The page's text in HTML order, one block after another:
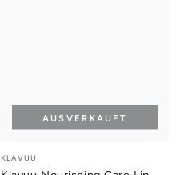
Verkäufer/in:
KLAVUU
AUSVERKAUFT